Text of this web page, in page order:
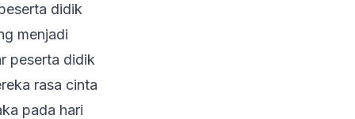
didik
menjadi
peserta didik
rasa cinta
pada hari